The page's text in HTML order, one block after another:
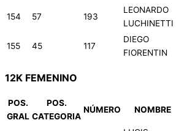
154 57 193
LEONARDO
LUCHINETTI
155 45 117
DIEGO
FIORENTIN
12K FEMENINO
POS.
GRAL
POS.
CATEGORIA
NÚMERO NOMBRE